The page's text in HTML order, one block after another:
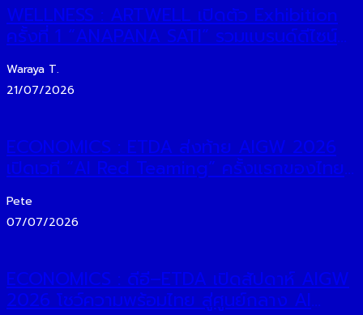
WELLNESS : ARTWELL เปิดตัว Exhibition
ครั้งที่ 1 “ANAPANA SATI” รวมแบรนด์ดีไซน์
Waraya T.
21/07/2026
ECONOMICS : ETDA ส่งท้าย AIGW 2026
เปิดเวที “AI Red Teaming” ครั้งแรกของไทย
จุดเสี่ยง ของ AI เสริมความเชื่อมั่นภาคการเงิน
Pete
07/07/2026
ECONOMICS : ดีอี–ETDA เปิดสัปดาห์ AIGW
2026 โชว์ความพร้อมไทย สู่ศูนย์กลาง AI